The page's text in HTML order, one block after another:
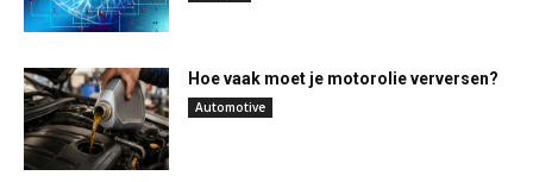
Hoe vaak moet je motorolie verversen?
Automotive